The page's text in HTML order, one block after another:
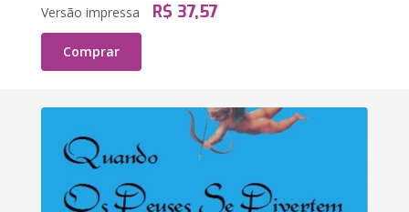
Versão impressa R$ 37,57
Comprar